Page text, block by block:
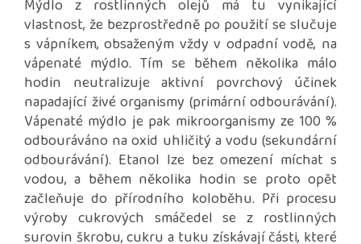
Mýdlo z rostlinných olejů má tu vynikající
vlastnost, že bezprostředně po použití se slučuje
s vápníkem, obsaženým vždy v odpadní vodě, na
vápenaté mýdlo. Tím se během několika málo
hodin neutralizuje aktivní povrchový účinek
napadající živé organismy (primární odbourávání).
Vápenaté mýdlo je pak mikroorganismy ze 100 %
odbouráváno na oxid uhličitý a vodu (sekundární
odbourávání). Etanol lze bez omezení míchat s
vodou, a během několika hodin se proto opět
začleňuje do přírodního koloběhu. Při procesu
výroby cukrových smáčedel se z rostlinných
surovin škrobu, cukru a tuku získávají části, které